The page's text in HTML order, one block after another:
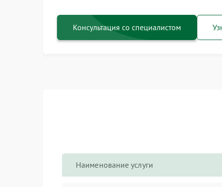
Консультация со специалистом
Наименование услуги